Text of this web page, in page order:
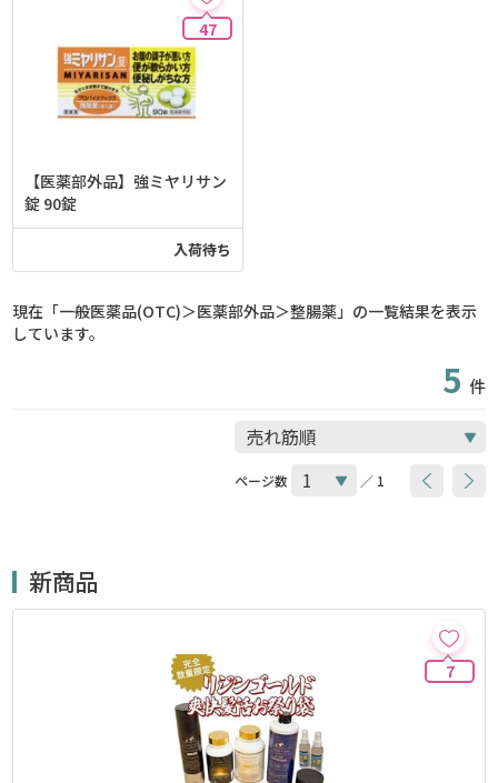
47
【医薬部外品】強ミヤリサン
錠 90錠
入荷待ち
現在「一般医薬品(OTC)＞医薬部外品＞整腸薬」の一覧結果を表示
しています。
5 件
ページ数 ／ 1
新商品
7